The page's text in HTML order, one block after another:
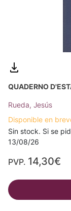
QUADERNO
Rueda, Jesús
Disponible en
Sin stock. Si se
13/08/26
PVP. 14,30€